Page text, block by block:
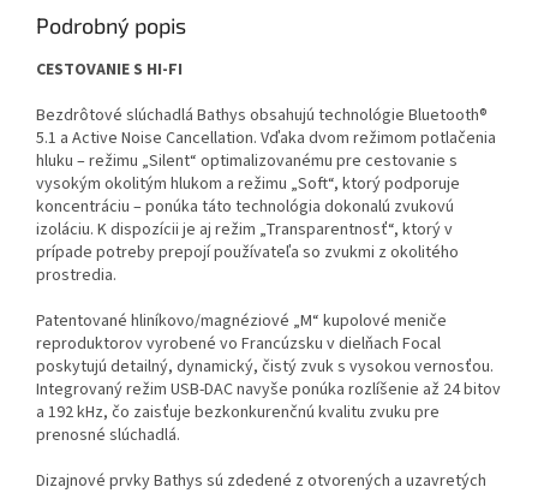
Podrobný popis
CESTOVANIE S HI-FI
Bezdrôtové slúchadlá Bathys obsahujú technológie Bluetooth®
5.1 a Active Noise Cancellation. Vďaka dvom režimom potlačenia
hluku – režimu „Silent“ optimalizovanému pre cestovanie s
vysokým okolitým hlukom a režimu „Soft“, ktorý podporuje
koncentráciu – ponúka táto technológia dokonalú zvukovú
izoláciu. K dispozícii je aj režim „Transparentnosť“, ktorý v
prípade potreby prepojí používateľa so zvukmi z okolitého
prostredia.
Patentované hliníkovo/magnéziové „M“ kupolové meniče
reproduktorov vyrobené vo Francúzsku v dielňach Focal
poskytujú detailný, dynamický, čistý zvuk s vysokou vernosťou.
Integrovaný režim USB-DAC navyše ponúka rozlíšenie až 24 bitov
a 192 kHz, čo zaisťuje bezkonkurenčnú kvalitu zvuku pre
prenosné slúchadlá.
Dizajnové prvky Bathys sú zdedené z otvorených a uzavretých